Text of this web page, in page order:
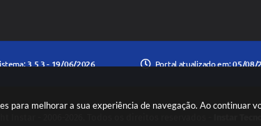
para melhorar a sua experiência de navegação. Ao continuar
3.5.3 - 19/06/2026 Portal atualizado em:05/08/